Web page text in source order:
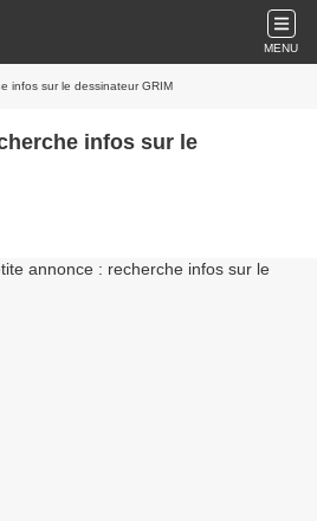
MENU
infos sur le dessinateur GRIM
infos sur le